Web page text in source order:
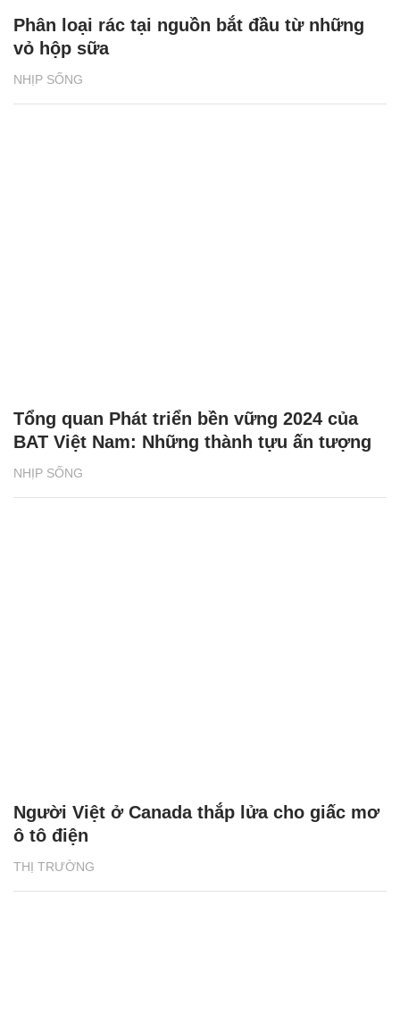
NHỊP SỐNG
Phân loại rác tại nguồn bắt đầu từ những
vỏ hộp sữa
NHỊP SỐNG
Tổng quan Phát triển bền vững 2024 của
BAT Việt Nam: Những thành tựu ấn tượng
THỊ TRƯỜNG
Người Việt ở Canada thắp lửa cho giấc mơ
ô tô điện